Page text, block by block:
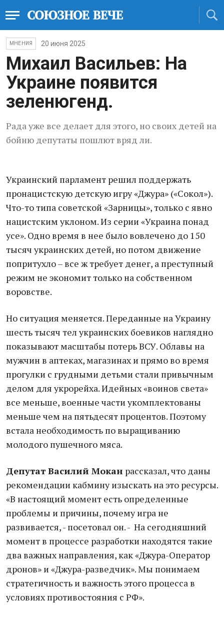
МНЕНИЯ 20 июня 2025
Михаил Васильев: На
Украине появится
зеленюгенд.
Рада уже все делает для этого, но своих детей на
бойню депутаты пошлют вряд ли.
Украинский парламент решил поддержать
пронацистскую детскую игру «Джура» («Сокол»).
Что-то типа советской «Зарницы», только с явно
нацистским уклоном. Из серии «Украина понад
усе». Одно время в нее было вовлечено до 150
тысяч украинских детей, но потом движение
попритухло – все ж требует денег, а преступный
режим не экономит только на собственном
воровстве.
Но ситуация меняется. Переданные на Украину
шесть тысяч тел украинских боевиков наглядно
показывают масштабы потерь ВСУ. Облавы на
мужчин в аптеках, магазинах и прямо во время
прогулки с грудными детьми стали привычным
делом для укрорейха. Идейных «воинов света»
все меньше, военные части укомплектованы
меньше чем на пятьдесят процентов. Поэтому
встала необходимость по выращиванию
молодого пушечного мяса.
Депутат Василий Мокан рассказал, что даны
рекомендации кабмину изыскать на это ресурсы.
«В настоящий момент есть определенные
проблемы и причины, почему игра не
развивается, - посетовал он. - На сегодняшний
момент в процессе разработки находятся такие
два важных направления, как «Джура-Оператор
дронов» и «Джура-разведчик». Мы понимаем
стратегичность и важность этого процесса в
условиях противостояния с РФ».